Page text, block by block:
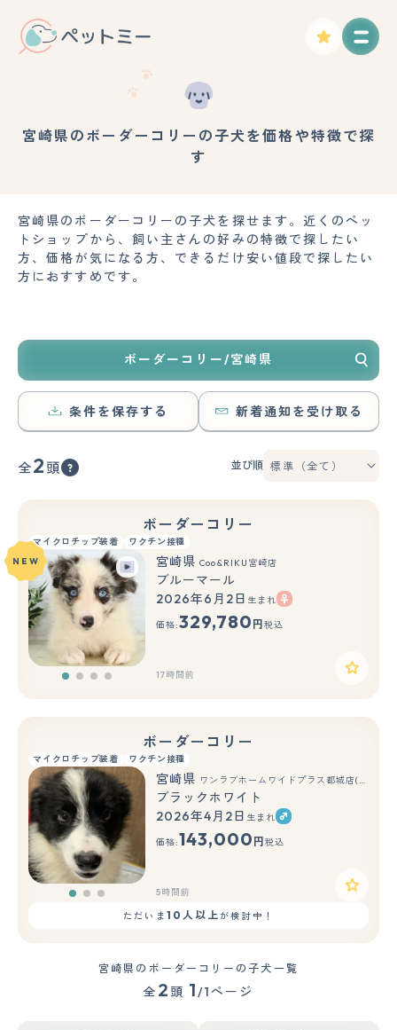
宮崎県のボーダーコリーの子犬を価格や特徴で探
す
宮崎県のボーダーコリーの子犬を探せます。近くのペッ
トショップから、飼い主さんの好みの特徴で探したい
方、価格が気になる方、できるだけ安い値段で探したい
方におすすめです。
ボーダーコリー/宮崎県
条件を保存する 新着通知を受け取る
全2 頭 並び順
ボーダーコリー
マイクロチップ装着
ワクチン接種
NEW
宮崎県 Coo&RIKU宮崎店
ブルーマール
2026年6月2日 生まれ
価格:329,780 円 税込
17時間前
ボーダーコリー
マイクロチップ装着 ワクチン接種
もっと見る
宮崎県 ワンラブホームワイドプラス都城店(FC)
ブラックホワイト
2026年4月2日 生まれ
価格:143,000 円 税込
5時間前
ただいま 10人以上が検討中！
宮崎県のボーダーコリーの子犬一覧
全 2 頭 1/1ページ